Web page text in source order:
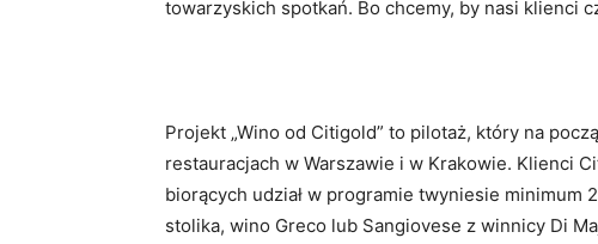
towarzyskich spotkań. Bo chcemy, by nasi klienci
Projekt „Wino od Citigold” to pilotaż, który na
restauracjach w Warszawie i w Krakowie. Klienci
biorących udział w programie twyniesie minimum
stolika, wino Greco lub Sangiovese z winnicy Di